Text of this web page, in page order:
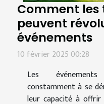
Comment
peuvent
événements
10 février 2025 00:28
Les
constamment à se
leur capacité à offrir